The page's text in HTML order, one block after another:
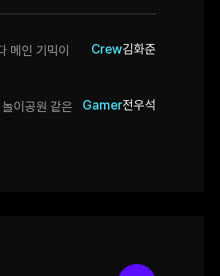
메인 기믹이
Crew김화준
이공원 같은
Gamer전우석